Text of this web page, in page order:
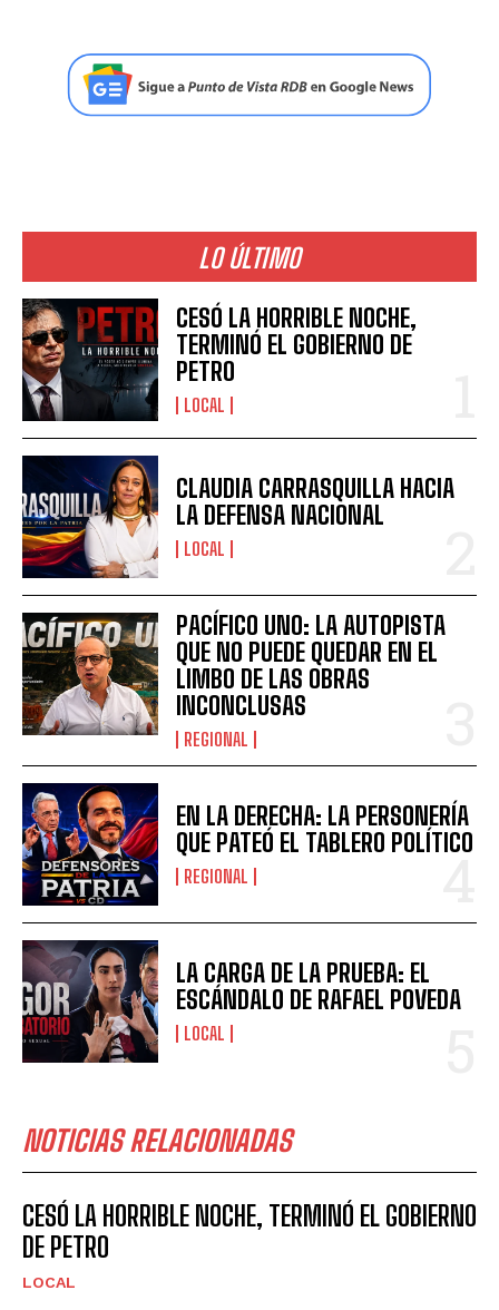
LO ÚLTIMO
CESÓ LA HORRIBLE NOCHE,
TERMINÓ EL GOBIERNO DE
PETRO
LOCAL
CLAUDIA CARRASQUILLA HACIA
LA DEFENSA NACIONAL
LOCAL
PACÍFICO UNO: LA AUTOPISTA
QUE NO PUEDE QUEDAR EN EL
LIMBO DE LAS OBRAS
INCONCLUSAS
REGIONAL
EN LA DERECHA: LA PERSONERÍA
QUE PATEÓ EL TABLERO POLÍTICO
REGIONAL
LA CARGA DE LA PRUEBA: EL
ESCÁNDALO DE RAFAEL POVEDA
LOCAL
NOTICIAS RELACIONADAS
CESÓ LA HORRIBLE NOCHE, TERMINÓ EL GOBIERNO
DE PETRO
LOCAL